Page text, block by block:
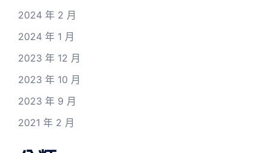
2024 年 2 月
2024 年 1 月
2023 年 12 月
2023 年 10 月
2023 年 9 月
2021 年 2 月